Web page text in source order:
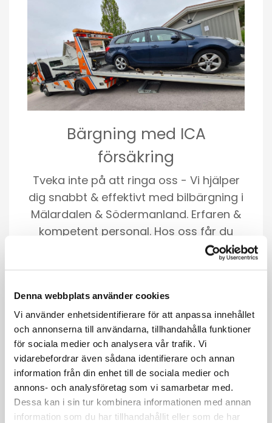
Denna webbplats använder cookies
Vi använder enhetsidentifierare för att anpassa innehållet
och annonserna till användarna, tillhandahålla funktioner
för sociala medier och analysera vår trafik. Vi
vidarebefordrar även sådana identifierare och annan
information från din enhet till de sociala medier och
annons- och analysföretag som vi samarbetar med.
Dessa kan i sin tur kombinera informationen med annan
information som du har tillhandahållit eller som de har
Bärgning med ICA
försäkring
Tveka inte på att ringa oss - Vi hjälper
dig snabbt & effektivt med bilbärgning i
Mälardalen & Södermanland. Erfaren &
kompetent personal. Hos oss får du
alltid ett bra & fast pris för bilbärgning.
Snabbt på plats. Kunnig personal.
LÄS MER